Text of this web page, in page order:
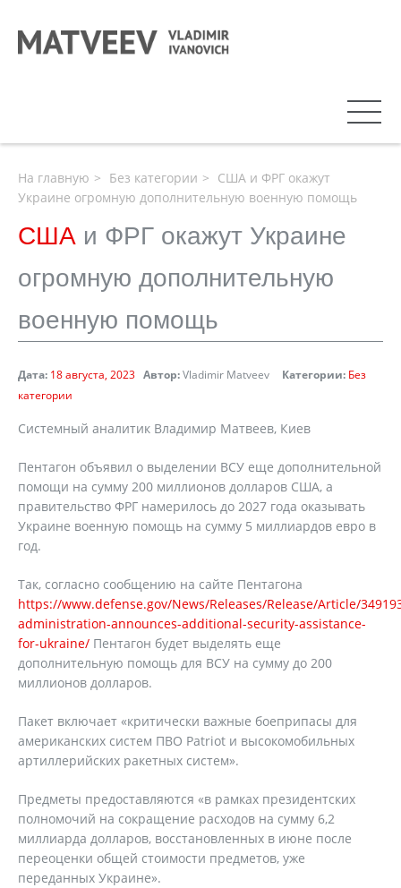
На главную Без категории
США и ФРГ окажут
Украине огромную дополнительную военную помощь
США и ФРГ окажут Украине
огромную дополнительную
военную помощь
Дата: 18 августа, 2023 Автор:Vladimir Matveev Категории: Без
категории
Системный аналитик Владимир Матвеев, Киев
Пентагон объявил о выделении ВСУ еще дополнительной
помощи на сумму 200 миллионов долларов США, а
правительство ФРГ намерилось до 2027 года оказывать
Украине военную помощь на сумму 5 миллиардов евро в
год.
Так, согласно сообщению на сайте Пентагона
https://www.defense.gov/News/Releases/Release/Article/
administration-announces-additional-security-assistance-
for-ukraine/ Пентагон будет выделять еще
дополнительную помощь для ВСУ на сумму до 200
миллионов долларов.
Пакет включает «критически важные боеприпасы для
американских систем ПВО Patriot и высокомобильных
артиллерийских ракетных систем».
Предметы предоставляются «в рамках президентских
полномочий на сокращение расходов на сумму 6,2
миллиарда долларов, восстановленных в июне после
переоценки общей стоимости предметов, уже
переданных Украине».